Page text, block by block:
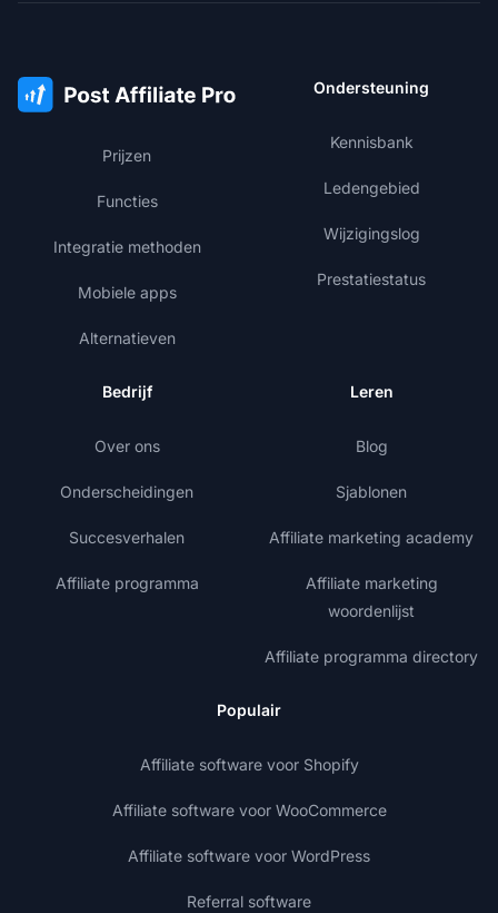
Prijzen
Functies
Integratie methoden
Mobiele apps
Alternatieven
Ondersteuning
Kennisbank
Ledengebied
Wijzigingslog
Prestatiestatus
Bedrijf
Over ons
Onderscheidingen
Succesverhalen
Affiliate programma
Leren
Blog
Sjablonen
Affiliate marketing academy
Affiliate marketing
woordenlijst
Affiliate programma directory
Populair
Affiliate software voor Shopify
Affiliate software voor WooCommerce
Affiliate software voor WordPress
Referral software